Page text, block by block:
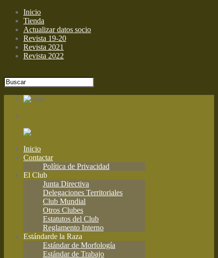
Inicio
Tienda
Actualizar datos socio
Revista 19-20
Revista 2021
Revista 2022
Inicio
Contactar
Política de Privacidad
El Club
Junta Directiva
Delegaciones Territoriales
Club Mundial
Otros Clubes
Estatutos del Club
Reglamento Interno
Estándarde la Raza
Estándar de Morfología
Estándar de Trabajo